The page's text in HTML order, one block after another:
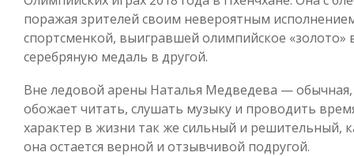
поражая зрителей своим невероятным
спортсменкой, выигравшей олимпийское
серебряную медаль в другой.
Вне ледовой арены Наталья Медведева —
обожает читать, слушать музыку и проводить
характер в жизни так же сильный и решительный,
она остается верной и отзывчивой подругой.